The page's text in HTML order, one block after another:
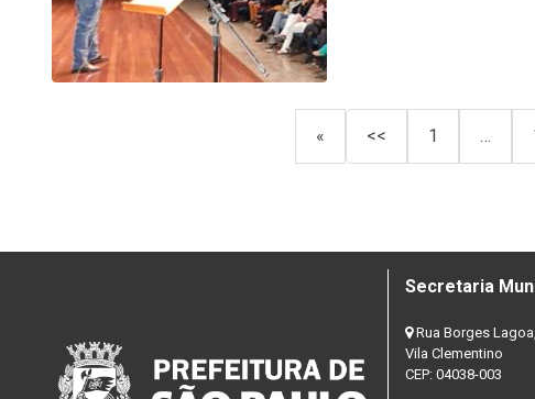
« << 1 …
Secretaria
Rua Borges
Vila Clementino
CEP: 04038-003